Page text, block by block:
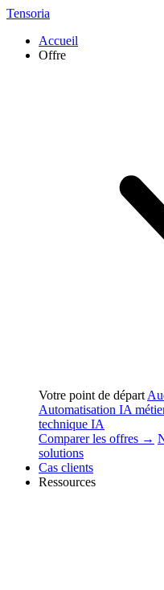
Tensoria
Accueil
Offre
Votre point de départ
Automatisation IA
technique IA
Comparer les offres →
solutions
Cas clients
Ressources